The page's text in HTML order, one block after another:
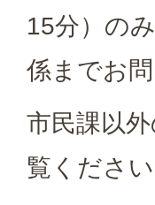
15分）の
係までお
市民課以
覧ください